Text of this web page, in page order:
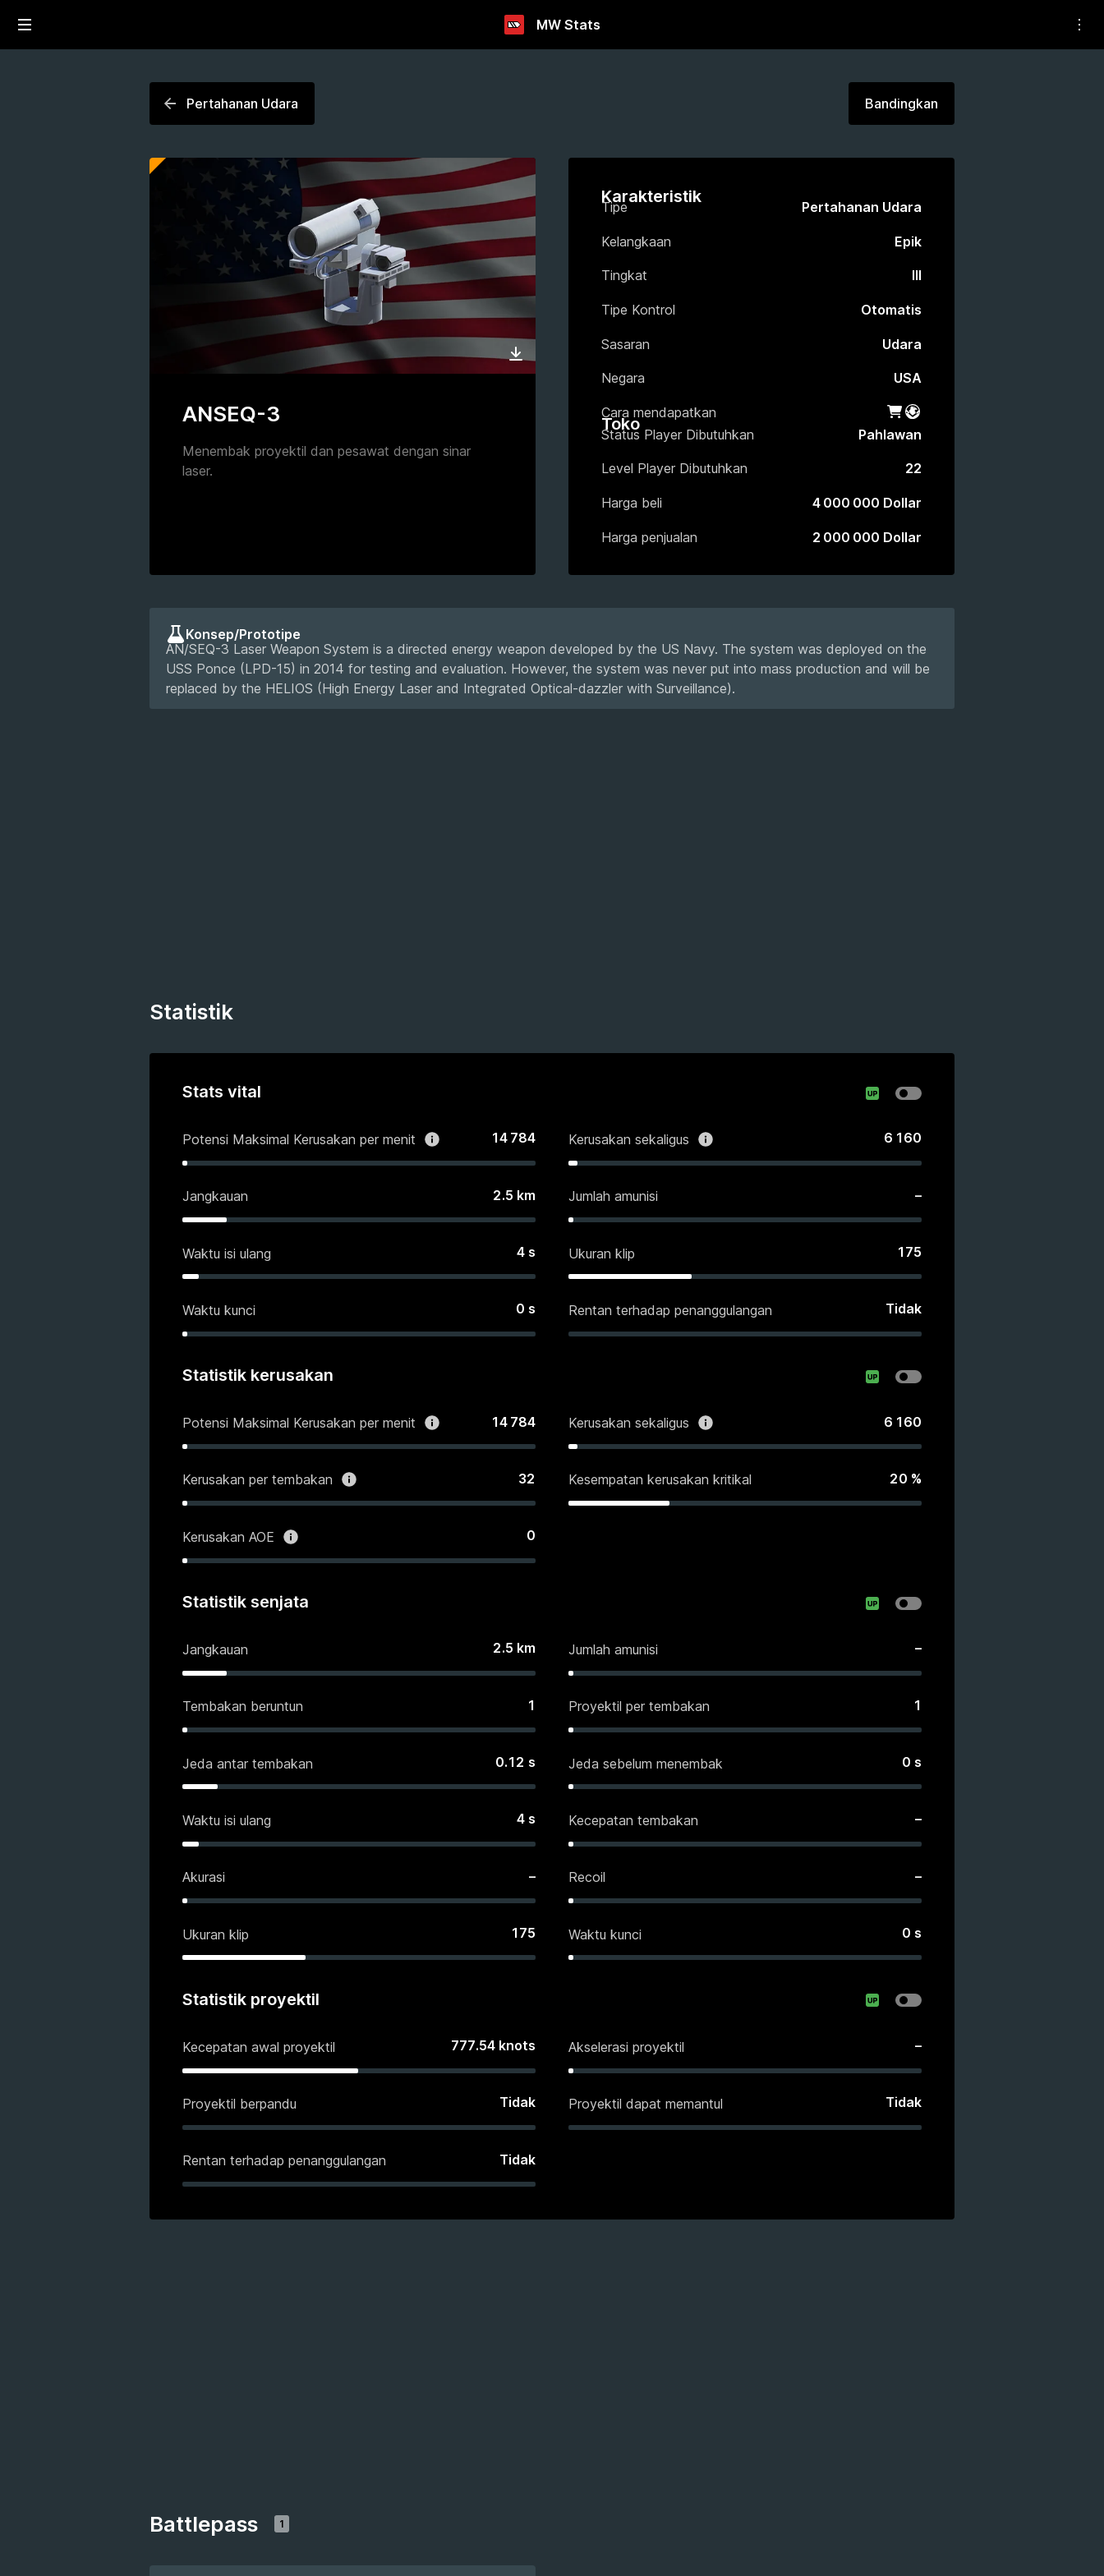
MW Stats
Pertahanan Udara Bandingkan
ANSEQ-3
Menembak proyektil dan pesawat dengan sinar
laser.
Karakteristik
Tipe Pertahanan Udara
Kelangkaan Epik
Tingkat III
Tipe Kontrol Otomatis
Sasaran Udara
Negara USA
Cara mendapatkan TokoBattlepass
Toko
Status Player Dibutuhkan Pahlawan
Level Player Dibutuhkan 22
Harga beli 4 000 000 Dollar
Harga penjualan 2 000 000 Dollar
Konsep/Prototipe
AN/SEQ-3 Laser Weapon System is a directed energy weapon developed by the US Navy. The system was deployed on the
USS Ponce (LPD-15) in 2014 for testing and evaluation. However, the system was never put into mass production and will be
replaced by the HELIOS (High Energy Laser and Integrated Optical-dazzler with Surveillance).
Statistik
Stats vital
Potensi Maksimal Kerusakan per menit 14 784 Kerusakan sekaligus 6 160
Jangkauan 2.5 km Jumlah amunisi –
Waktu isi ulang 4 s Ukuran klip 175
Waktu kunci 0 s Rentan terhadap penanggulangan Tidak
Statistik kerusakan
Potensi Maksimal Kerusakan per menit 14 784 Kerusakan sekaligus 6 160
Kerusakan per tembakan 32 Kesempatan kerusakan kritikal 20 %
Kerusakan AOE 0
Statistik senjata
Jangkauan 2.5 km Jumlah amunisi –
Tembakan beruntun 1 Proyektil per tembakan 1
Jeda antar tembakan 0.12 s Jeda sebelum menembak 0 s
Waktu isi ulang 4 s Kecepatan tembakan –
Akurasi – Recoil –
Ukuran klip 175 Waktu kunci 0 s
Statistik proyektil
Kecepatan awal proyektil 777.54 knots Akselerasi proyektil –
Proyektil berpandu Tidak Proyektil dapat memantul Tidak
Rentan terhadap penanggulangan Tidak
Battlepass 1